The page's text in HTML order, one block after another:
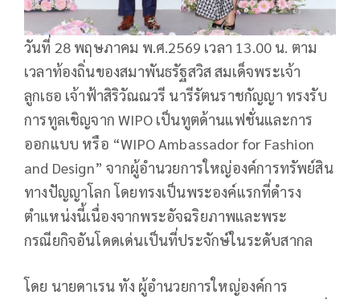
วันที่ 28 พฤษภาคม พ.ศ.2569 เวลา 13.00 น. ตาม
เวลาท้องถิ่นของสมาพันธรัฐสวิส สมเด็จพระเจ้า
ลูกเธอ เจ้าฟ้าสิริวัณณวรี นารีรัตนราชกัญญา ทรงรับ
การทูลเชิญจาก WIPO เป็นทูตด้านแฟชั่นและการ
ออกแบบ หรือ “WIPO Ambassador for Fashion
and Design” จากผู้อำนวยการใหญ่องค์การทรัพย์สิน
ทางปัญญาโลก โดยทรงเป็นพระองค์แรกที่ดำรง
ตำแหน่งนี้เนื่องจากพระอัจฉริยภาพและพระ
กรณียกิจอันโดดเด่นเป็นที่ประจักษ์ในระดับสากล
โดย นายดาเรน ทัง ผู้อำนวยการใหญ่องค์การ